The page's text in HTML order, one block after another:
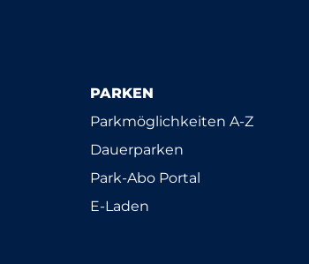
PARKEN
Parkmöglichkeiten A-Z
Dauerparken
Park-Abo Portal
E-Laden